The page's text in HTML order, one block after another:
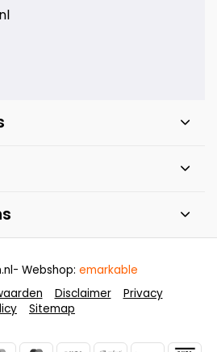
Disclaimer
Privacy
Sitemap
- Webshop: emarkable